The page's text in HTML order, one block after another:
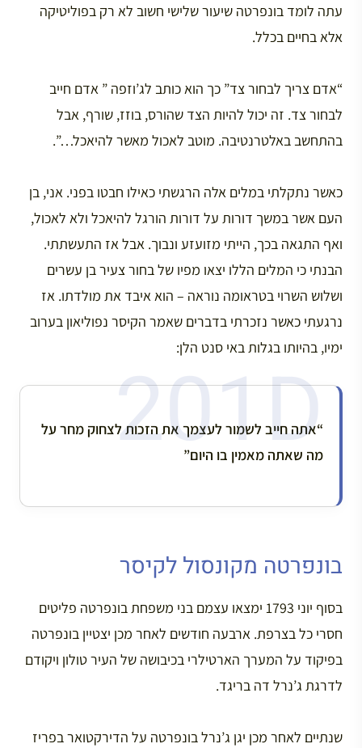
עתה לומד בונפרטה שיעור שלישי חשוב לא רק בפוליטיקה
אלא בחיים בכלל.
“אדם צריך לבחור צד” כך הוא כותב לג’וזפה ” אדם חייב
לבחור צד. זה יכול להיות הצד שהורס, בוזז, שורף, אבל
בהתחשב באלטרנטיבה. מוטב לאכול מאשר להיאכל…”.
כאשר נתקלתי במלים אלה הרגשתי כאילו חבטו בפני. אני, בן
העם אשר במשך דורות על דורות הורגל להיאכל ולא לאכול,
ואף התגאה בכך, הייתי מזועזע ונבוך. אבל אז התעשתתי.
הבנתי כי המלים הללו יצאו מפיו של בחור צעיר בן עשרים
ושלוש השרוי בטראומה נוראה – הוא איבד את מולדתו. אז
נרגעתי כאשר נזכרתי בדברים שאמר הקיסר נפוליאון בערוב
ימיו, בהיותו בגלות באי סנט הלן:
“אתה חייב לשמור לעצמך את הזכות לצחוק מחר על
מה שאתה מאמין בו היום”
בונפרטה מקונסול לקיסר
בסוף יוני 1793 ימצאו עצמם בני משפחת בונפרטה פליטים
חסרי כל בצרפת. ארבעה חודשים לאחר מכן יצטיין בונפרטה
בפיקוד על המערך הארטילרי בכיבושה של העיר טולון ויקודם
לדרגת ג’נרל דה בריגד.
שנתיים לאחר מכן יגן ג’נרל בונפרטה על הדירקטואר בפריז